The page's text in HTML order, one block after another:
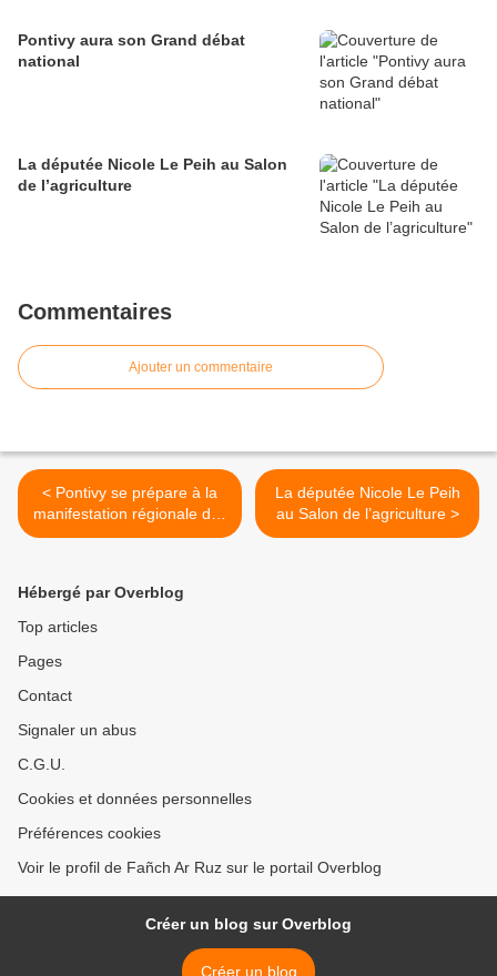
Pontivy aura son Grand débat
national
La députée Nicole Le Peih au Salon
de l’agriculture
Commentaires
Ajouter un commentaire
< Pontivy se prépare à la
manifestation régionale des
Gilets jaunes
La députée Nicole Le Peih
au Salon de l’agriculture >
Hébergé par Overblog
Top articles
Pages
Contact
Signaler un abus
C.G.U.
Cookies et données personnelles
Préférences cookies
Voir le profil de Fañch Ar Ruz sur le portail Overblog
Créer un blog sur Overblog
Créer un blog